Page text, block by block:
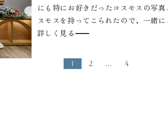
にも特にお好きだったコスモスの写
スモスを持ってこられたので、一緒
た。
詳しく見る
1 2 … 4